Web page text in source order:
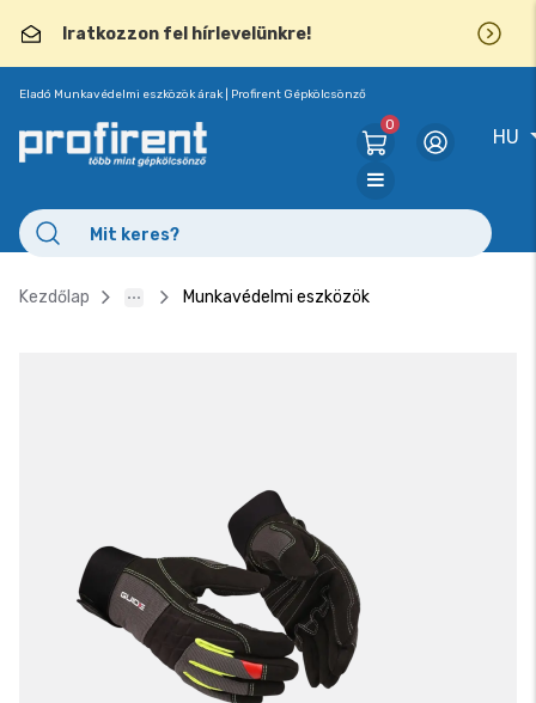
Iratkozzon fel hírlevelünkre!
Eladó Munkavédelmi eszközök árak | Profirent Gépkölcsönző
0
HU
Kezdőlap Munkavédelmi eszközök